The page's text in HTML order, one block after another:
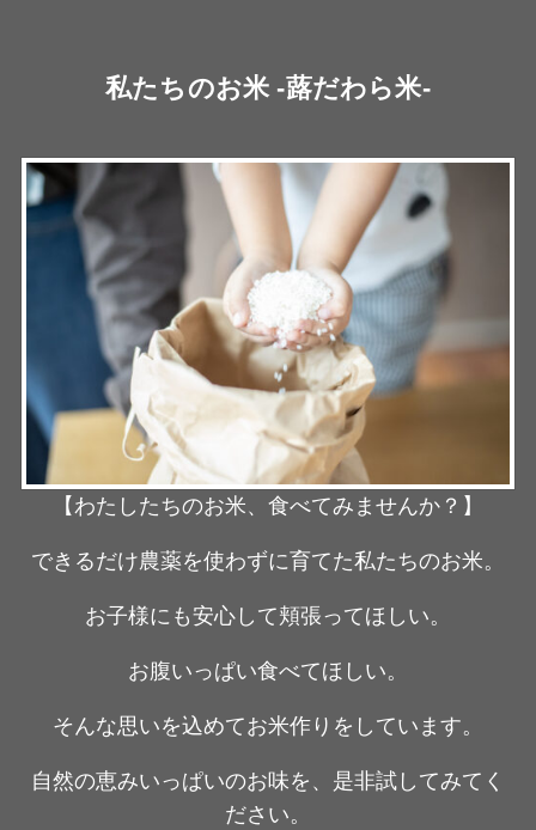
私たちのお米 -蕗だわら米-
【わたしたちのお米、食べてみませんか？】
できるだけ農薬を使わずに育てた私たちのお米。
お子様にも安心して頬張ってほしい。
お腹いっぱい食べてほしい。
そんな思いを込めてお米作りをしています。
自然の恵みいっぱいのお味を、是非試してみてく
ださい。